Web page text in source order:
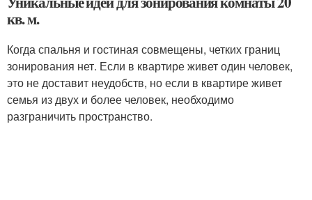
кв. м.
Когда спальня и гостиная совмещены, четких границ
зонирования нет. Если в квартире живет один человек,
это не доставит неудобств, но если в квартире живет
семья из двух и более человек, необходимо
разграничить пространство.